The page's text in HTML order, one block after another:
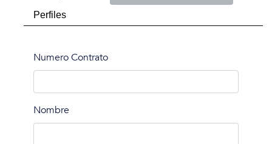
Perfiles
Numero Contrato
Nombre